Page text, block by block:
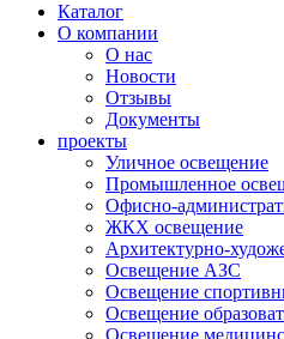
Каталог
О компании
О нас
Новости
Отзывы
Документы
проекты
Уличное освещение
Промышленное
Офисно-
ЖКХ освещение
Архитектурно-
Освещение АЗС
Освещение
Освещение